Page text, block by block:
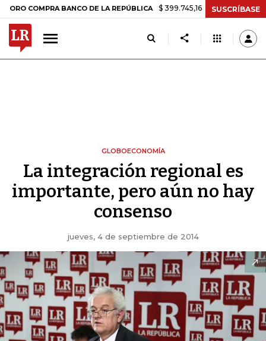
BANCO DE LA REPÚBLICA $ 399.745,16 +$ 2.295,71 +0,58%
SUSCRÍBASE
GLOBOECONOMÍA
La integración regional es
importante, pero aún no hay
consenso
jueves, 4 de septiembre de 2014